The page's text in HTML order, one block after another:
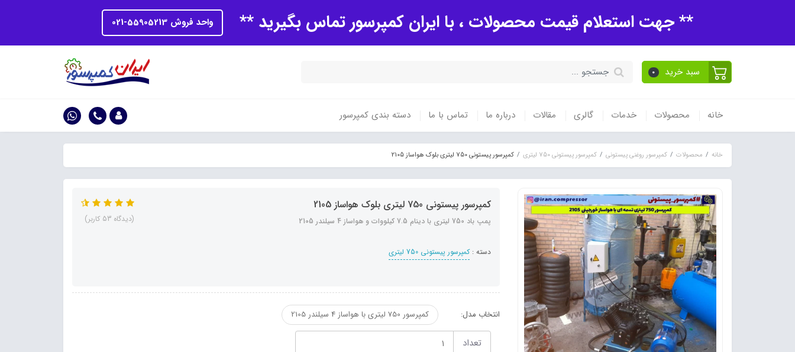
** جهت استعلام قیمت محصولات ، با ایران کمپرسور تماس بگیرید ** واحد فروش 55905213-021
سبد خرید 0
خانه محصولات خدمات گالری مقالات درباره ما تماس با ما دسته بندی کمپرسور
خانه محصولات کمپرسور روغنی پیستونی کمپرسور پیستونی 750 لیتری کمپرسور پیستونی 750 لیتری بلوک هواساز 2105
کمپرسور پیستونی 750 لیتری بلوک هواساز 2105
پمپ باد 750 لیتری با دینام 7.5 کیلووات و هواساز 4 سیلندر 2105
دسته :کمپرسور پیستونی 750 لیتری
(دیدگاه 53 کاربر)
انتخاب مدل: کمپرسور 750 لیتری با هواساز 4 سیلندر 2105
تعداد